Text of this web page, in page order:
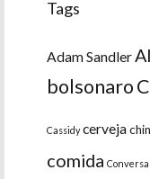
Tags
Adam Sandler
bolsonaro
Cassidy cerveja
comida